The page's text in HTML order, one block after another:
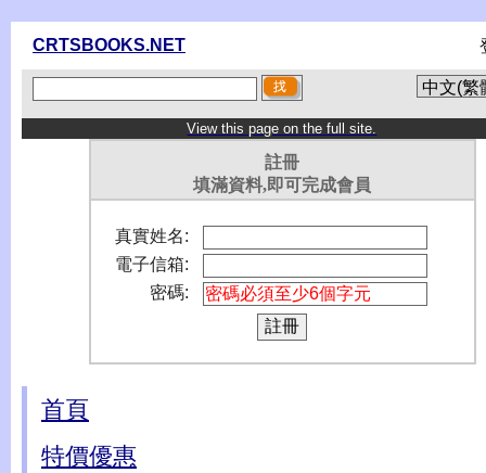
CRTSBOOKS.NET
View this page on the full site.
註冊
填滿資料,即可完成會員
真實姓名:
電子信箱:
密碼:
首頁
特價優惠